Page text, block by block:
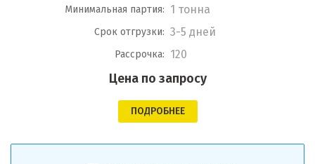
Минимальная партия: 1 тонна
Срок отгрузки: 3-5 дней
Рассрочка: 120
Цена по запросу
ПОДРОБНЕЕ